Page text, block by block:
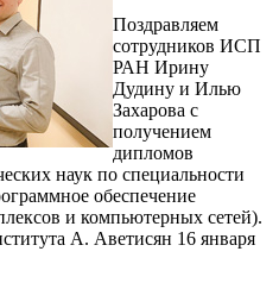
Поздравляем
сотрудников ИСП
РАН Ирину
Дудину и Илью
Захарова с
получением
дипломов
наук по специальности
обеспечение
и компьютерных сетей).
А. Аветисян 16 января